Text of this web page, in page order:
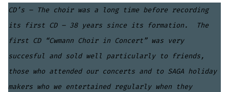
CD’s – The choir was a long time before recording
its first CD – 38 years since its formation. The
first CD “Cwmann Choir in Concert” was very
succesful and sold well particularly to friends,
those who attended our concerts and to SAGA holiday
makers who we entertained regularly when they